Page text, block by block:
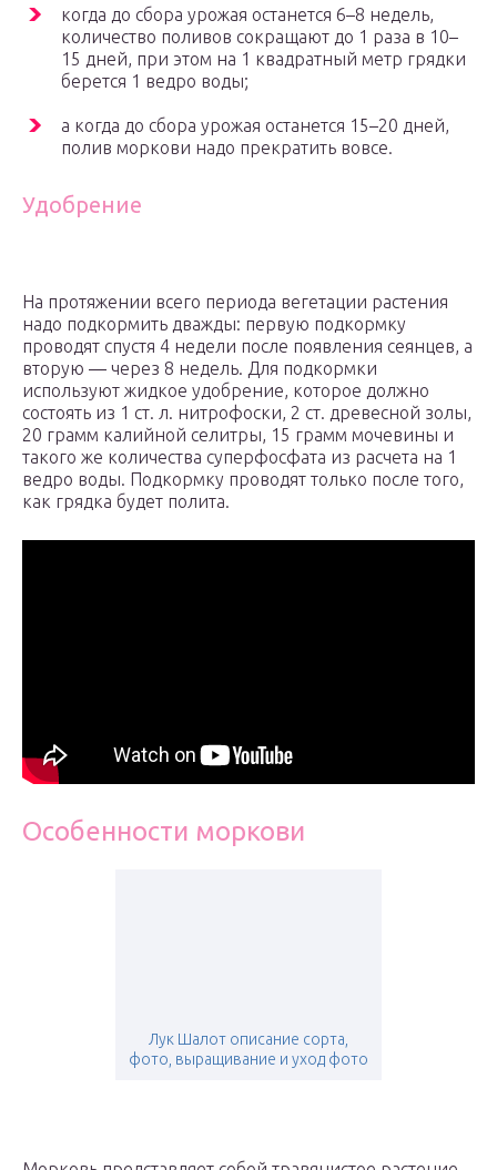
когда до сбора урожая останется 6–8 недель,
количество поливов сокращают до 1 раза в 10–
15 дней, при этом на 1 квадратный метр грядки
берется 1 ведро воды;
а когда до сбора урожая останется 15–20 дней,
полив моркови надо прекратить вовсе.
Удобрение
На протяжении всего периода вегетации растения
надо подкормить дважды: первую подкормку
проводят спустя 4 недели после появления сеянцев, а
вторую ― через 8 недель. Для подкормки
используют жидкое удобрение, которое должно
состоять из 1 ст. л. нитрофоски, 2 ст. древесной золы,
20 грамм калийной селитры, 15 грамм мочевины и
такого же количества суперфосфата из расчета на 1
ведро воды. Подкормку проводят только после того,
как грядка будет полита.
Особенности моркови
Лук Шалот описание сорта,
фото, выращивание и уход фото